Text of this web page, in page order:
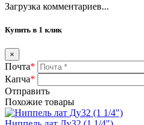
Загрузка комментариев...
Купить в 1 клик
×
Почта*
Капча*
Отправить
Похожие товары